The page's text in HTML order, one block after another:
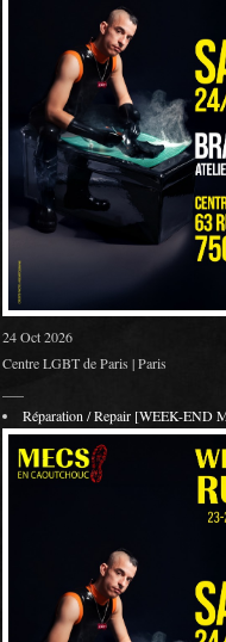
24 Oct 2026
Centre LGBT de Paris | Paris
Réparation / Repair [WEEK-END